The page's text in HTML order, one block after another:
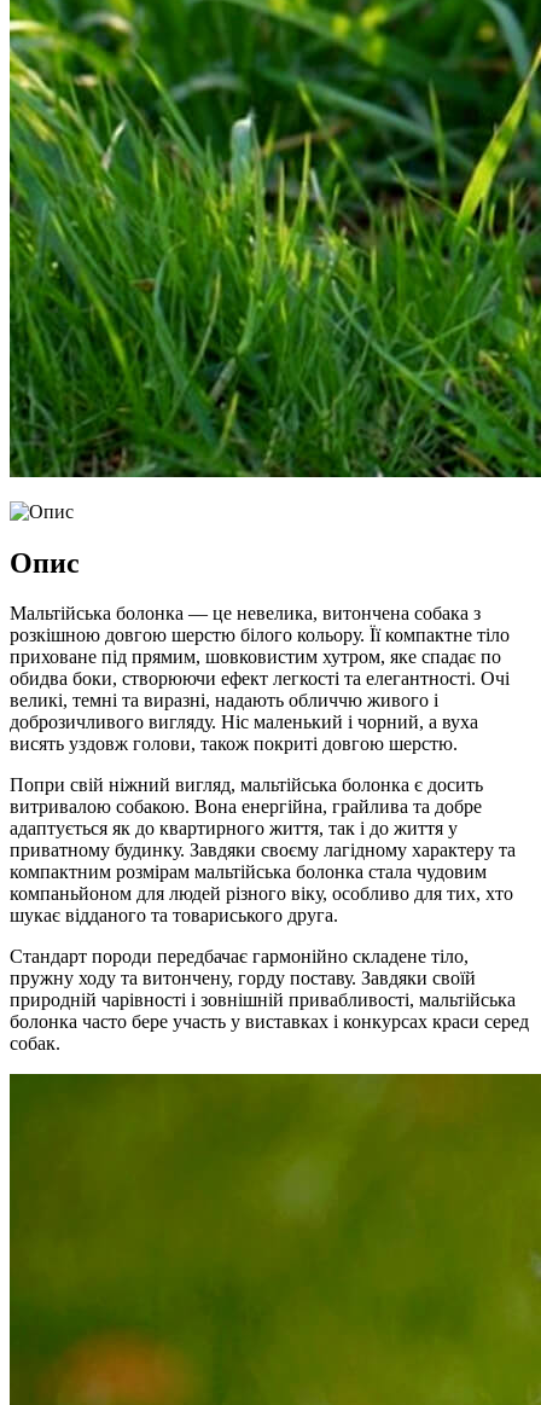
Опис
Мальтійська болонка — це невелика, витончена собака з
розкішною довгою шерстю білого кольору. Її компактне тіло
приховане під прямим, шовковистим хутром, яке спадає по
обидва боки, створюючи ефект легкості та елегантності. Очі
великі, темні та виразні, надають обличчю живого і
доброзичливого вигляду. Ніс маленький і чорний, а вуха
висять уздовж голови, також покриті довгою шерстю.
Попри свій ніжний вигляд, мальтійська болонка є досить
витривалою собакою. Вона енергійна, грайлива та добре
адаптується як до квартирного життя, так і до життя у
приватному будинку. Завдяки своєму лагідному характеру та
компактним розмірам мальтійська болонка стала чудовим
компаньйоном для людей різного віку, особливо для тих, хто
шукає відданого та товариського друга.
Стандарт породи передбачає гармонійно складене тіло,
пружну ходу та витончену, горду поставу. Завдяки своїй
природній чарівності і зовнішній привабливості, мальтійська
болонка часто бере участь у виставках і конкурсах краси серед
собак.